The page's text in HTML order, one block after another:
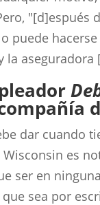
"[d]espués
puede
la
dar cuando
es
ser en
sea por